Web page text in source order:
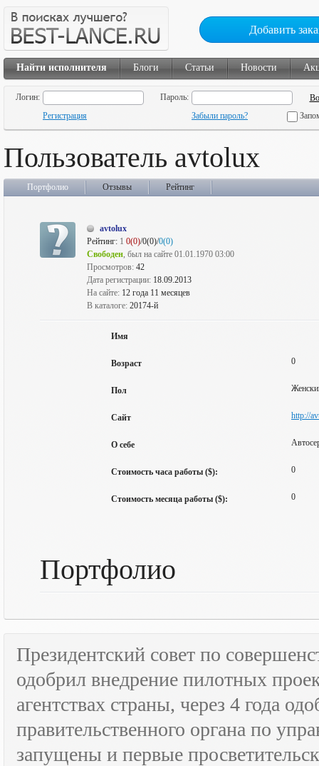
Добавить
Найти исполнителя Блоги Статьи Новости
Логин:
Пароль:
Регистрация
Забыли пароль?
Пользователь avtolux
Портфолио Отзывы Рейтинг
avtolux
Рейтинг: 1 0(0)/0(0)/0(0)
Свободен, был на сайте 01.01.1970 03:00
Просмотров: 42
Дата регистрации: 18.09.2013
На сайте: 12 года 11 месяцев
В каталоге: 20174-й
Имя
Возраст 0
Пол
Сайт http://
О себе
Стоимость часа работы ($): 0
Стоимость месяца работы ($): 0
Портфолио
Президентский совет по
одобрил внедрение пилотных
агентствах страны, через 4 года
правительственного органа по
запущены и первые